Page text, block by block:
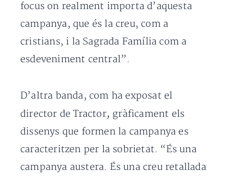
focus on realment importa d’aquesta
campanya, que és la creu, com a
cristians, i la Sagrada Família com a
esdeveniment central”.
D’altra banda, com ha exposat el
director de Tractor, gràficament els
dissenys que formen la campanya es
caracteritzen per la sobrietat. “És una
campanya austera. És una creu retallada